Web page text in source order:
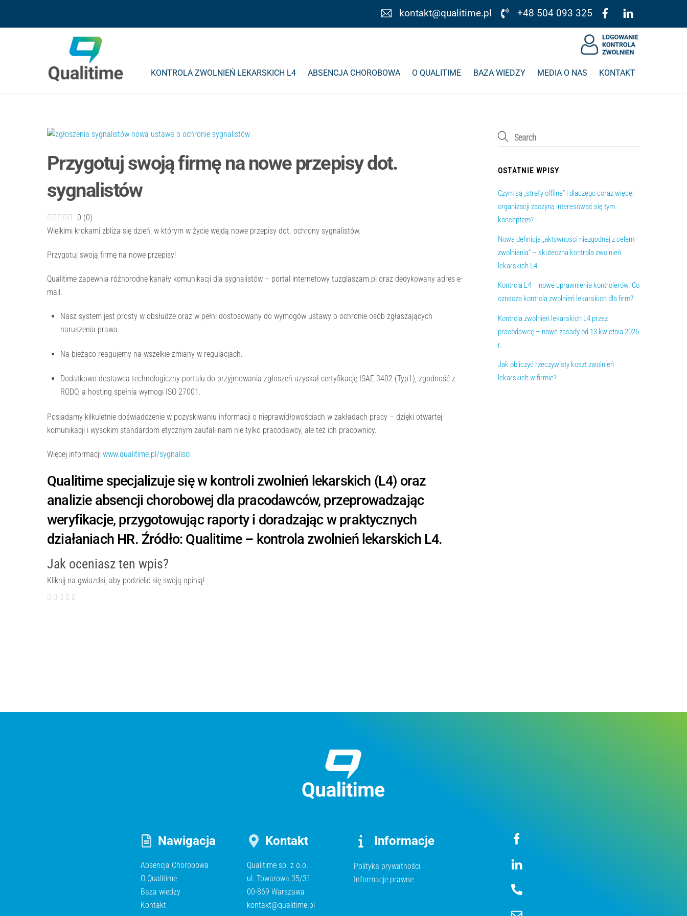
kontakt@qualitime.pl +48 504 093 325
KONTROLA ZWOLNIEŃ LEKARSKICH L4 ABSENCJA CHOROBOWA O QUALITIME BAZA WIEDZY MEDIA O NAS KONTAKT
Przygotuj swoją firmę na nowe przepisy dot.
sygnalistów
0 (0)
Wielkimi krokami zbliża się dzień, w którym w życie wejdą nowe przepisy dot. ochrony sygnalistów.
Przygotuj swoją firmę na nowe przepisy!
Qualitime zapewnia różnorodne kanały komunikacji dla sygnalistów – portal internetowy tuzglaszam.pl oraz dedykowany adres e-
mail.
Nasz system jest prosty w obsłudze oraz w pełni dostosowany do wymogów ustawy o ochronie osób zgłaszających
naruszenia prawa.
Na bieżąco reagujemy na wszelkie zmiany w regulacjach.
Dodatkowo dostawca technologiczny portalu do przyjmowania zgłoszeń uzyskał certyfikację ISAE 3402 (Typ1), zgodność z
RODO, a hosting spełnia wymogi ISO 27001.
Posiadamy kilkuletnie doświadczenie w pozyskiwaniu informacji o nieprawidłowościach w zakładach pracy – dzięki otwartej
komunikacji i wysokim standardom etycznym zaufali nam nie tylko pracodawcy, ale też ich pracownicy.
Więcej informacji www.qualitime.pl/sygnalisci
Qualitime specjalizuje się w kontroli zwolnień lekarskich (L4) oraz
analizie absencji chorobowej dla pracodawców, przeprowadzając
weryfikacje, przygotowując raporty i doradzając w praktycznych
działaniach HR. Źródło: Qualitime – kontrola zwolnień lekarskich L4.
Jak oceniasz ten wpis?
Kliknij na gwiazdki, aby podzielić się swoją opinią!
OSTATNIE WPISY
Czym są „strefy offline” i dlaczego coraz więcej
organizacji zaczyna interesować się tym
konceptem?
Nowa definicja „aktywności niezgodnej z celem
zwolnienia” – skuteczna kontrola zwolnień
lekarskich L4
Kontrola L4 – nowe uprawnienia kontrolerów. Co
oznacza kontrola zwolnień lekarskich dla firm?
Kontrola zwolnień lekarskich L4 przez
pracodawcę – nowe zasady od 13 kwietnia 2026
r.
Jak obliczyć rzeczywisty koszt zwolnień
lekarskich w firmie?
Nawigacja
Absencja Chorobowa
O Qualitime
Baza wiedzy
Kontakt
Kontakt
Qualitime sp. z o.o.
ul. Towarowa 35/31
00-869 Warszawa
kontakt@qualitime.pl
Informacje
Polityka prywatności
Informacje prawne
Icon
label
Icon
label
Icon
label